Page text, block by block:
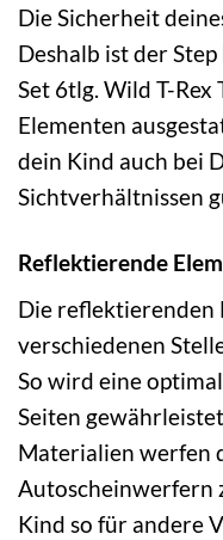
Die Sicherheit
Deshalb ist der
Set 6tlg. Wild T-
Elementen
dein Kind auch bei
Sichtverhältnissen
Reflektierende
Die reflektierenden
verschiedenen
So wird eine
Seiten
Materialien werfen
Autoscheinwerfern
Kind so für andere